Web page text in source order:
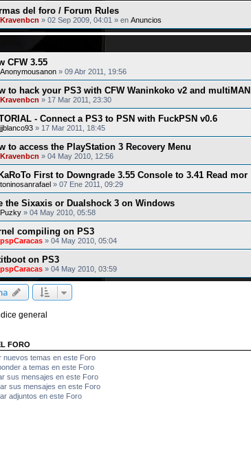
del foro / Forum Rules
Kravenbcn » 02 Sep 2009, 04:01 » en Anuncios
CFW 3.55
Anonymousanon » 09 Abr 2011, 19:56
to hack your PS3 with CFW Waninkoko v2 and multiMAN
Kravenbcn » 17 Mar 2011, 23:30
- Connect a PS3 to PSN with FuckPSN v0.6
jjblanco93 » 17 Mar 2011, 18:45
to access the PlayStation 3 Recovery Menu
Kravenbcn » 04 May 2010, 12:56
First to Downgrade 3.55 Console to 3.41 Read mor
toninosanrafael » 07 Ene 2011, 09:29
the Sixaxis or Dualshock 3 on Windows
Puzky » 04 May 2010, 05:58
compiling on PS3
pspCaracas » 04 May 2010, 05:04
on PS3
pspCaracas » 04 May 2010, 03:59
general
FORO
nuevos temas en este Foro
a temas en este Foro
sus mensajes en este Foro
sus mensajes en este Foro
adjuntos en este Foro